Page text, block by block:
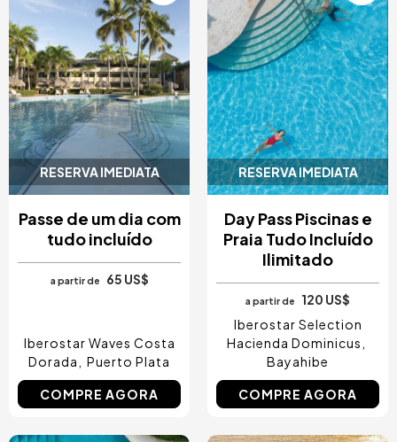
RESERVA IMEDIATA
Passe de um dia com
tudo incluído
a partir de 65 US$
Iberostar Waves Costa
Dorada
Puerto Plata
COMPRE AGORA
RESERVA IMEDIATA
Day Pass Piscinas e
Praia Tudo Incluído
Ilimitado
a partir de
120 US$
Iberostar Selection
Hacienda Dominicus
Bayahibe
COMPRE AGORA